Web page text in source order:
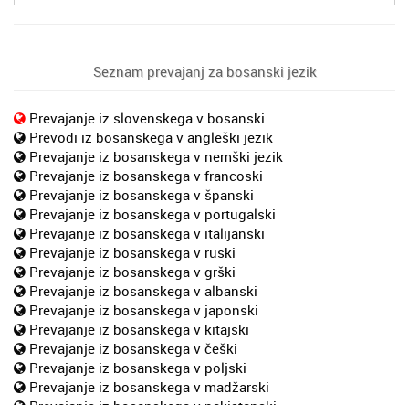
Seznam prevajanj za bosanski jezik
Prevajanje iz slovenskega v bosanski
Prevodi iz bosanskega v angleški jezik
Prevajanje iz bosanskega v nemški jezik
Prevajanje iz bosanskega v francoski
Prevajanje iz bosanskega v španski
Prevajanje iz bosanskega v portugalski
Prevajanje iz bosanskega v italijanski
Prevajanje iz bosanskega v ruski
Prevajanje iz bosanskega v grški
Prevajanje iz bosanskega v albanski
Prevajanje iz bosanskega v japonski
Prevajanje iz bosanskega v kitajski
Prevajanje iz bosanskega v češki
Prevajanje iz bosanskega v poljski
Prevajanje iz bosanskega v madžarski